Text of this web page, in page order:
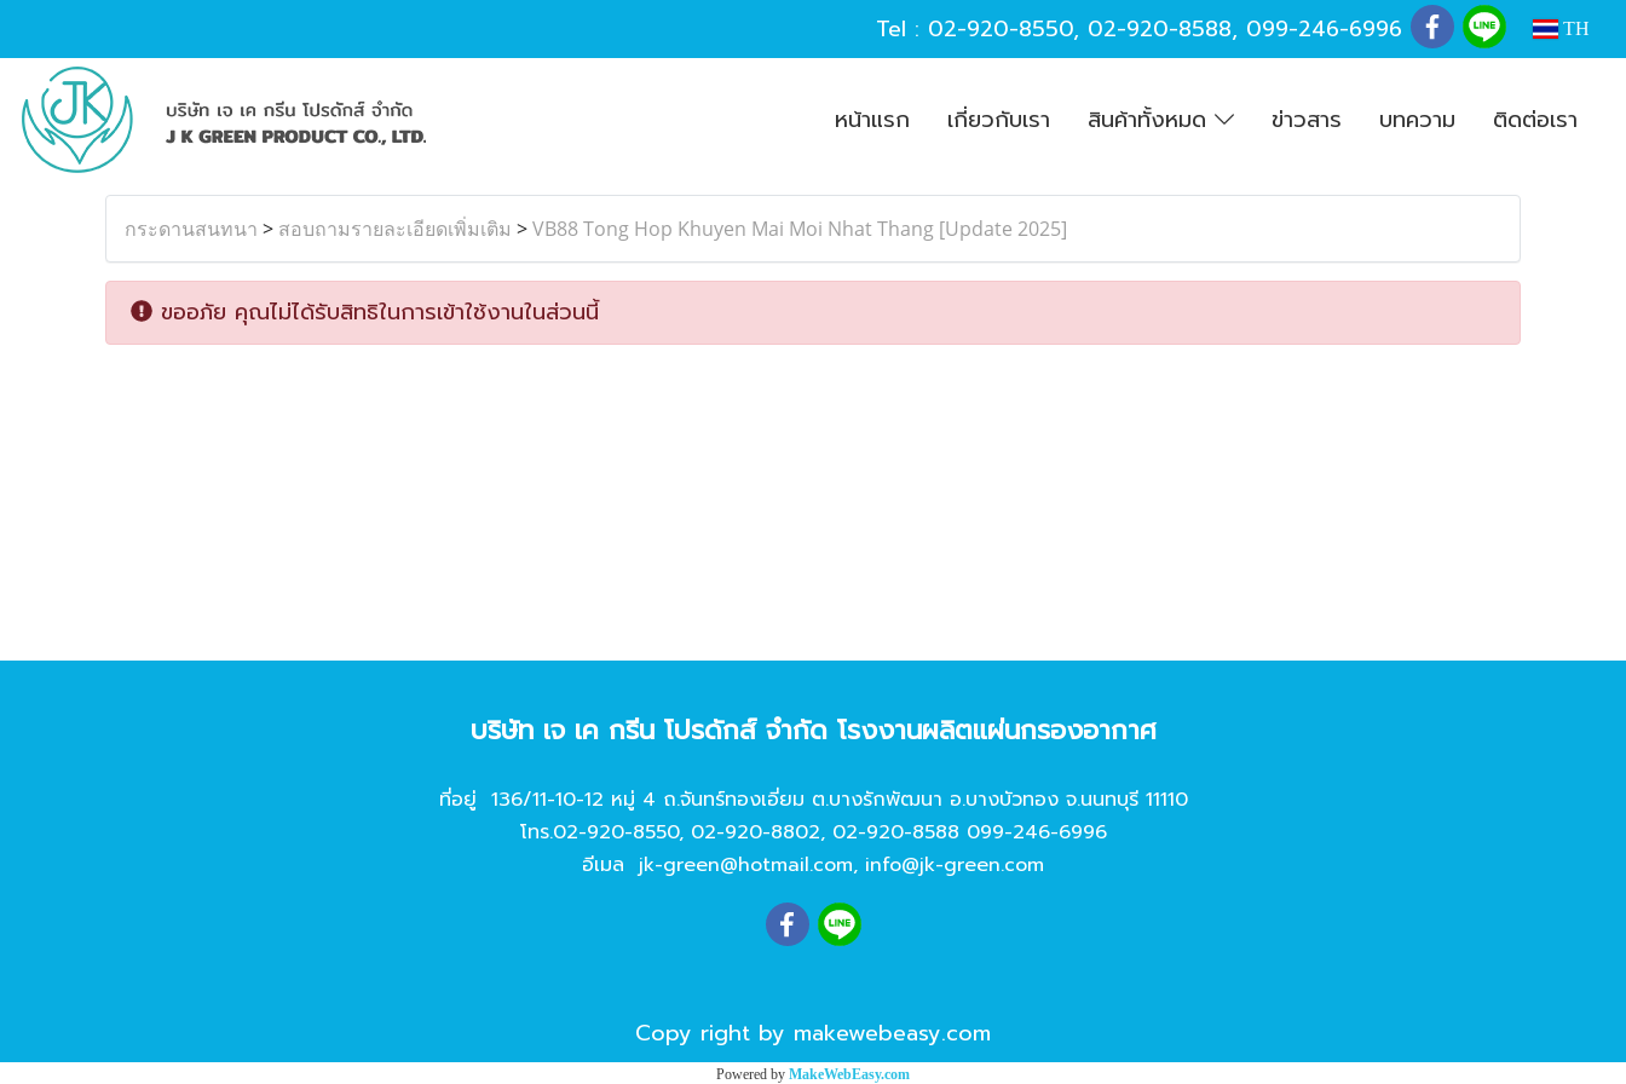
Tel : 02-920-8550, 02-920-8588, 099-246-6996 TH
หน้าแรก เกี่ยวกับเรา สินค้าทั้งหมด ข่าวสาร บทความ ติดต่อเรา
กระดานสนทนา > สอบถามรายละเอียดเพิ่มเติม >VB88 Tong Hop Khuyen Mai Moi Nhat Thang [Update 2025]
ขออภัย คุณไม่ได้รับสิทธิในการเข้าใช้งานในส่วนนี้
บริษัท เจ เค กรีน โปรดักส์ จํากัด โรงงานผลิตแผ่นกรองอากาศ
ที่อยู่ 136/11-10-12 หมู่ 4 ถ.จันทร์ทองเอี่ยม ต.บางรักพัฒนา อ.บางบัวทอง จ.นนทบุรี 11110
โทร.02-920-8550, 02-920-8802, 02-920-8588 099-246-6996
อีเมล jk-green@hotmail.com, info@jk-green.com
Copy right by makewebeasy.com
Powered by MakeWebEasy.com